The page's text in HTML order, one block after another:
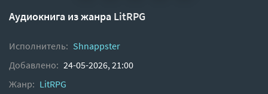
Аудиокнига из жанра LitRPG
Исполнитель: Shnappster
Добавлено: 24-05-2026, 21:00
Жанр: LitRPG